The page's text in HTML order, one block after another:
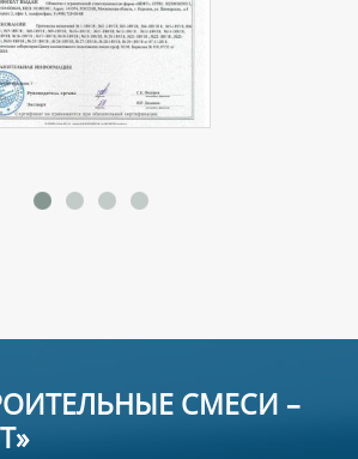
СМЕСИ –